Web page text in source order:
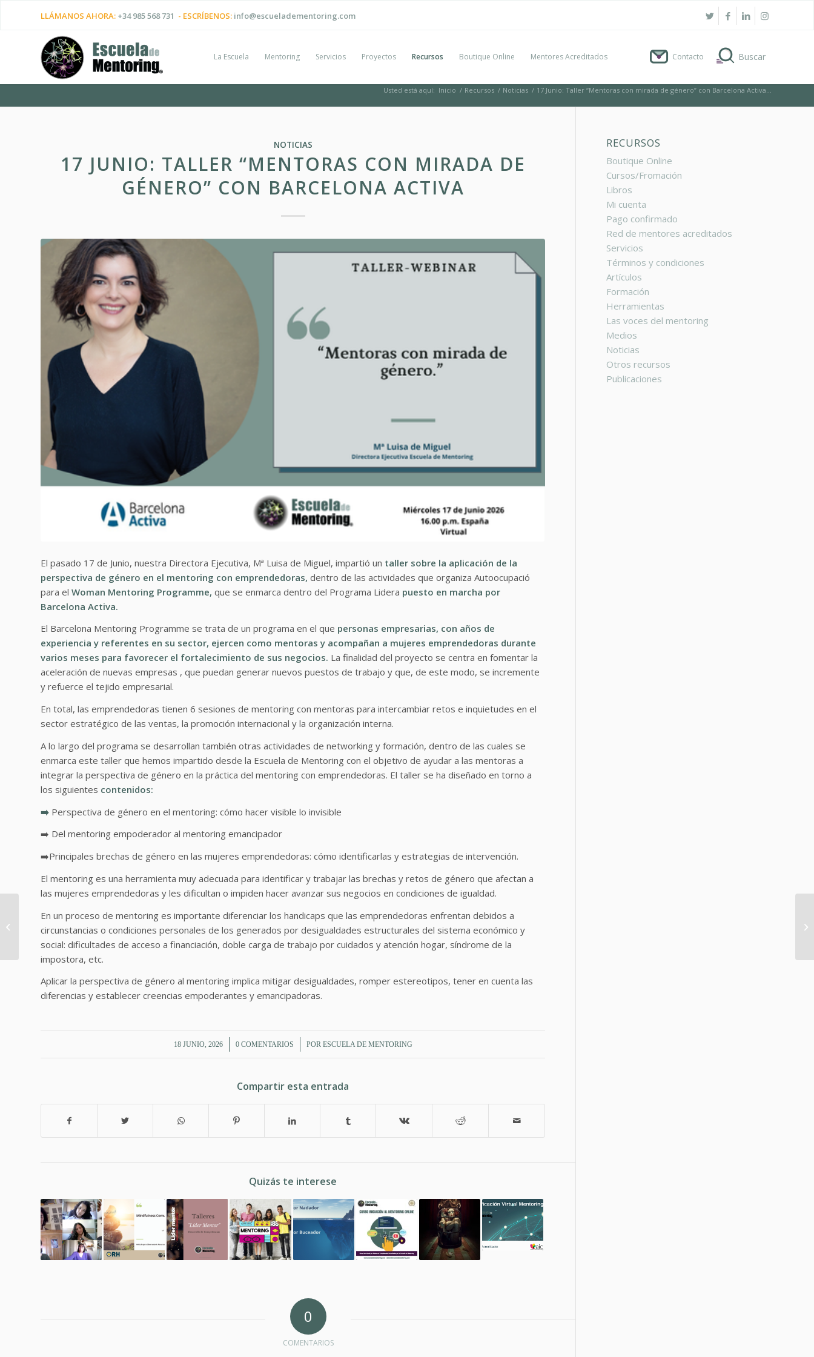
LLÁMANOS AHORA: +34 985 568 731 - ESCRÍBENOS: info@escueladementoring.com
La Escuela Mentoring Servicios Proyectos Recursos Boutique Online Mentores Acreditados Contacto
Usted está aquí: Inicio / Recursos / Noticias / 17 Junio: Taller “Mentoras con mirada de género” con Barcelona Activa...
NOTICIAS
17 JUNIO: TALLER “MENTORAS CON MIRADA DE
GÉNERO” CON BARCELONA ACTIVA
El pasado 17 de Junio, nuestra Directora Ejecutiva, Mª Luisa de Miguel, impartió un taller sobre la aplicación de la
perspectiva de género en el mentoring con emprendedoras, dentro de las actividades que organiza Autoocupació
para el Woman Mentoring Programme, que se enmarca dentro del Programa Lidera puesto en marcha por
Barcelona Activa.
El Barcelona Mentoring Programme se trata de un programa en el que personas empresarias, con años de
experiencia y referentes en su sector, ejercen como mentoras y acompañan a mujeres emprendedoras durante
varios meses para favorecer el fortalecimiento de sus negocios. La finalidad del proyecto se centra en fomentar la
aceleración de nuevas empresas , que puedan generar nuevos puestos de trabajo y que, de este modo, se incremente
y refuerce el tejido empresarial.
En total, las emprendedoras tienen 6 sesiones de mentoring con mentoras para intercambiar retos e inquietudes en el
sector estratégico de las ventas, la promoción internacional y la organización interna.
A lo largo del programa se desarrollan también otras actividades de networking y formación, dentro de las cuales se
enmarca este taller que hemos impartido desde la Escuela de Mentoring con el objetivo de ayudar a las mentoras a
integrar la perspectiva de género en la práctica del mentoring con emprendedoras. El taller se ha diseñado en torno a
los siguientes contenidos:
➡️ Perspectiva de género en el mentoring: cómo hacer visible lo invisible
➡️ Del mentoring empoderador al mentoring emancipador
➡️Principales brechas de género en las mujeres emprendedoras: cómo identificarlas y estrategias de intervención.
El mentoring es una herramienta muy adecuada para identificar y trabajar las brechas y retos de género que afectan a
las mujeres emprendedoras y les dificultan o impiden hacer avanzar sus negocios en condiciones de igualdad.
En un proceso de mentoring es importante diferenciar los handicaps que las emprendedoras enfrentan debidos a
circunstancias o condiciones personales de los generados por desigualdades estructurales del sistema económico y
social: dificultades de acceso a financiación, doble carga de trabajo por cuidados y atención hogar, síndrome de la
impostora, etc.
Aplicar la perspectiva de género al mentoring implica mitigar desigualdades, romper estereotipos, tener en cuenta las
diferencias y establecer creencias empoderantes y emancipadoras.
18 JUNIO, 2026
/ 0 COMENTARIOS
/ POR ESCUELA DE MENTORING
Compartir esta entrada
Quizás te interese
0
COMENTARIOS
RECURSOS
Boutique Online
Cursos/Fromación
Libros
Mi cuenta
Pago confirmado
Red de mentores acreditados
Servicios
Términos y condiciones
Artículos
Formación
Herramientas
Las voces del mentoring
Medios
Noticias
Otros recursos
Publicaciones
participamos en el
“Desayuno para
Líderes” organizado
por Vistage...